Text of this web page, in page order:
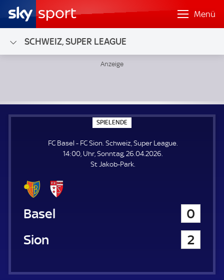
Menü
SCHWEIZ, SUPER LEAGUE
SPIELENDE
P
E
L
E
N
FC Basel - FC Sion. Schweiz, Super League.
14:00, Uhr, Sonntag, 26.04.2026.
St Jakob-Park.
FC Basel
0
FC Sion
2